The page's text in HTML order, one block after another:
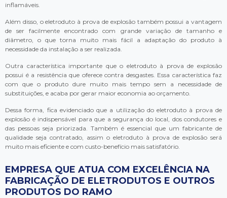
inflamáveis.
Além disso, o eletroduto à prova de explosão também possui a vantagem
de ser facilmente encontrado com grande variação de tamanho e
diâmetro, o que torna muito mais fácil a adaptação do produto à
necessidade da instalação a ser realizada.
Outra característica importante que o eletroduto à prova de explosão
possui é a resistência que oferece contra desgastes. Essa característica faz
com que o produto dure muito mais tempo sem a necessidade de
substituições, e acaba por gerar maior economia ao orçamento.
Dessa forma, fica evidenciado que a utilização do eletroduto à prova de
explosão é indispensável para que a segurança do local, dos condutores e
das pessoas seja priorizada. Também é essencial que um fabricante de
qualidade seja contratado, assim o eletroduto à prova de explosão será
muito mais eficiente e com custo-benefício mais satisfatório.
EMPRESA QUE ATUA COM EXCELÊNCIA NA
FABRICAÇÃO DE ELETRODUTOS E OUTROS
PRODUTOS DO RAMO